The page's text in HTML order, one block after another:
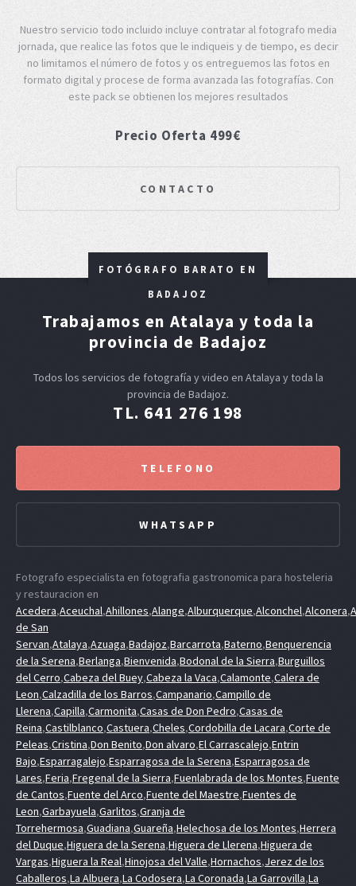
Nuestro servicio todo incluido incluye contratar al fotografo media
jornada, que realice las fotos que le indiqueis y de tiempo, es decir
no limitamos el número de fotos y os entreguemos las fotos en
formato digital y procese de forma avanzada las fotografías. Con
este pack se obtienen los mejores resultados
Precio Oferta 499€
CONTACTO
FOTÓGRAFO BARATO EN
BADAJOZ
Trabajamos en Atalaya y toda la
provincia de Badajoz
Todos los servicios de fotografía y video en Atalaya y toda la
provincia de Badajoz.
TL. 641 276 198
TELEFONO
WHATSAPP
Fotografo especialista en fotografia gastronomica para hosteleria
y restauracion en
Acedera,Aceuchal,Ahillones,Alange,Alburquerque,Alconchel,Alconera,
de San
Servan,Atalaya,Azuaga,Badajoz,Barcarrota,Baterno,Benquerencia
de la Serena,Berlanga,Bienvenida,Bodonal de la Sierra,Burguillos
del Cerro,Cabeza del Buey,Cabeza la Vaca,Calamonte,Calera de
Leon,Calzadilla de los Barros,Campanario,Campillo de
Llerena,Capilla,Carmonita,Casas de Don Pedro,Casas de
Reina,Castilblanco,Castuera,Cheles,Cordobilla de Lacara,Corte de
Peleas,Cristina,Don Benito,Don alvaro,El Carrascalejo,Entrin
Bajo,Esparragalejo,Esparragosa de la Serena,Esparragosa de
Lares,Feria,Fregenal de la Sierra,Fuenlabrada de los Montes,Fuente
de Cantos,Fuente del Arco,Fuente del Maestre,Fuentes de
Leon,Garbayuela,Garlitos,Granja de
Torrehermosa,Guadiana,Guareña,Helechosa de los Montes,Herrera
del Duque,Higuera de la Serena,Higuera de Llerena,Higuera de
Vargas,Higuera la Real,Hinojosa del Valle,Hornachos,Jerez de los
Caballeros,La Albuera,La Codosera,La Coronada,La Garrovilla,La